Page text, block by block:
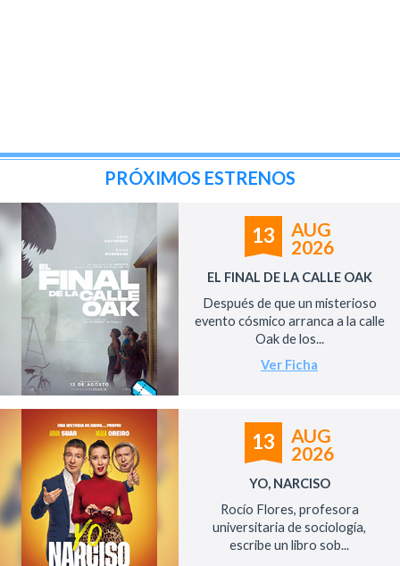
PRÓXIMOS ESTRENOS
13
AUG
2026
EL FINAL DE LA CALLE OAK
Después de que un misterioso
evento cósmico arranca a la calle
Oak de los...
Ver Ficha
13
AUG
2026
YO, NARCISO
Rocío Flores, profesora
universitaria de sociología,
escribe un libro sob...